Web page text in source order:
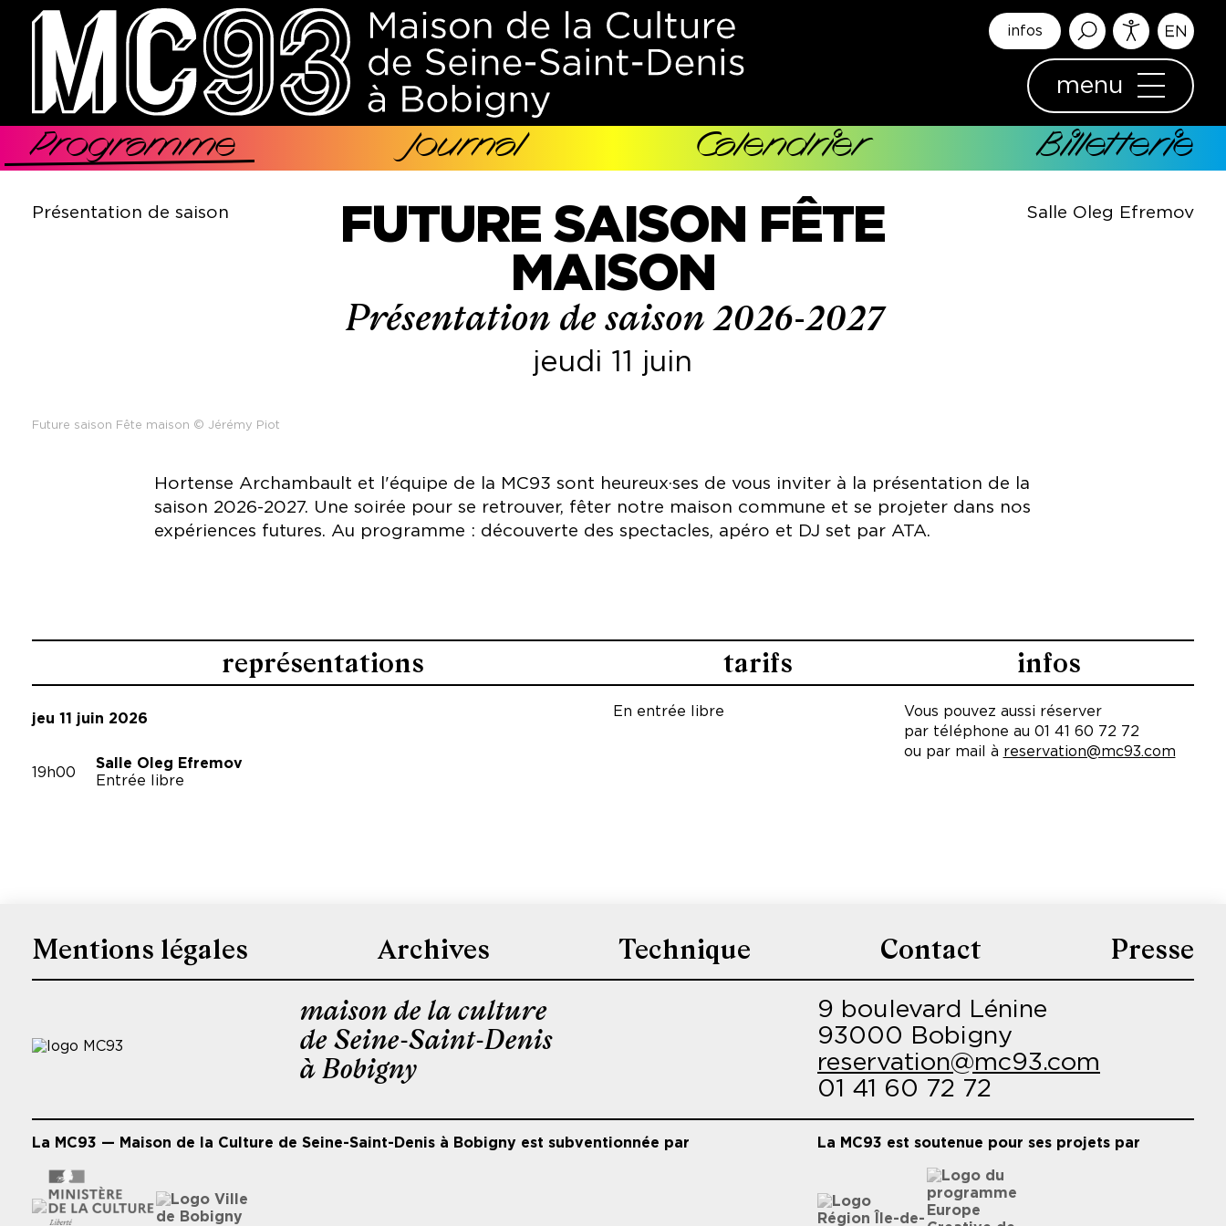
principal
infos
menu
Navigation
Programme Journal Calendrier Billetterie
Présentation de saison
FUTURE SAISON FÊTE
MAISON
Présentation de saison 2026-2027
jeudi 11 juin
Salle Oleg Efremov
Future saison Fête maison © Jérémy Piot
Hortense Archambault et l'équipe de la MC93 sont heureux·ses de vous inviter à la présentation de la
saison 2026-2027. Une soirée pour se retrouver, fêter notre maison commune et se projeter dans nos
expériences futures. Au programme : découverte des spectacles, apéro et DJ set par ATA.
représentations
jeu 11 juin 2026
19h00
Salle Oleg Efremov
Entrée libre
tarifs
En entrée libre
infos
Vous pouvez aussi réserver
par téléphone au 01 41 60 72 72
ou par mail à reservation@mc93.com
Pied
Mentions légales Archives Technique Contact
Presse
maison de la culture
de Seine-Saint-Denis
à Bobigny
9 boulevard Lénine
93000 Bobigny
reservation@mc93.com
01 41 60 72 72
La MC93 — Maison de la Culture de Seine-Saint-Denis à Bobigny est subventionnée par La MC93 est soutenue pour ses projets par